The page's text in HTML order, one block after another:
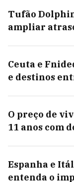
Tufão
ampliar
Ceuta e
e destinos
O preço de
11 anos com
Espanha e
entenda o